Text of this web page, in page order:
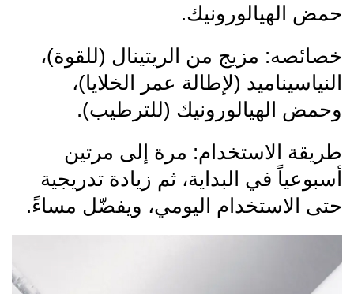
حمض الهيالورونيك.
خصائصه: مزيج من الريتينال (للقوة)،
النياسيناميد (لإطالة عمر الخلايا)،
وحمض الهيالورونيك (للترطيب).
طريقة الاستخدام: مرة إلى مرتين
أسبوعياً في البداية، ثم زيادة تدريجية
حتى الاستخدام اليومي، ويفضّل مساءً.